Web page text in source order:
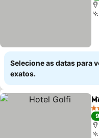
Selecione as datas para
exatos.
3